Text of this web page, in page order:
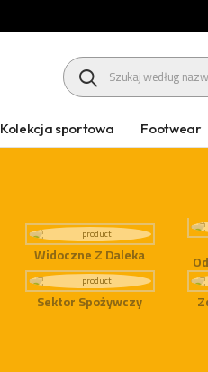
HEADER
Kolekcja sportowa Footwear
Widoczne Z Daleka
Sektor Spożywczy